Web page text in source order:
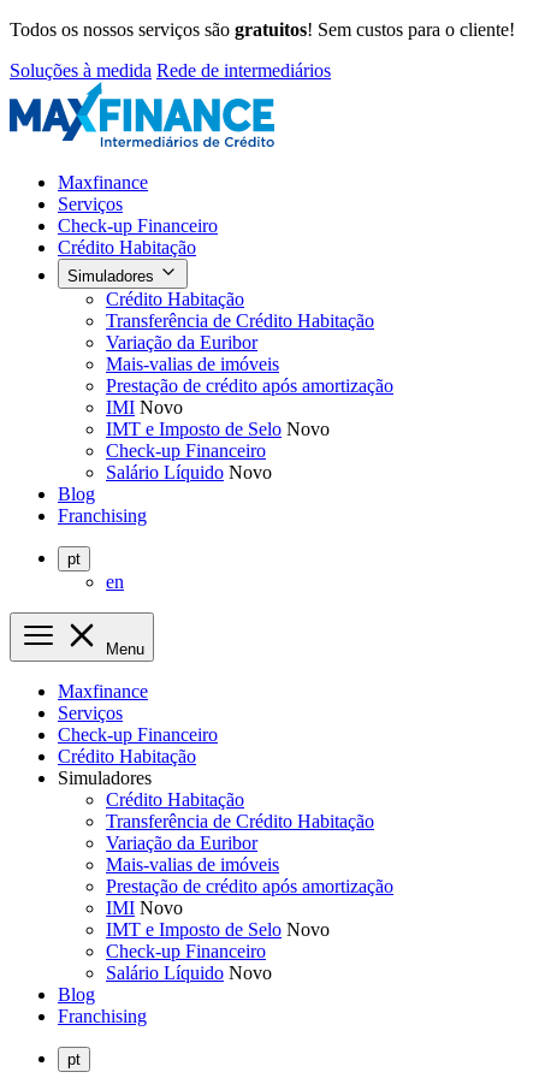
Todos os nossos serviços são gratuitos! Sem custos para o cliente!
Soluções à medida Rede de intermediários
Maxfinance
Serviços
Check-up Financeiro
Crédito Habitação
Simuladores
Crédito Habitação
Transferência de Crédito Habitação
Variação da Euribor
Mais-valias de imóveis
Prestação de crédito após amortização
IMI Novo
IMT e Imposto de Selo Novo
Check-up Financeiro
Salário Líquido Novo
Blog
Franchising
pt
en
Menu
Maxfinance
Serviços
Check-up Financeiro
Crédito Habitação
Simuladores
Crédito Habitação
Transferência de Crédito Habitação
Variação da Euribor
Mais-valias de imóveis
Prestação de crédito após amortização
IMI Novo
IMT e Imposto de Selo Novo
Check-up Financeiro
Salário Líquido Novo
Blog
Franchising
pt